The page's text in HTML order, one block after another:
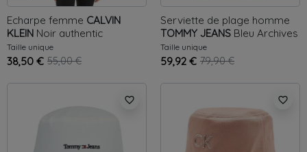
Echarpe femme CALVIN
KLEIN Noir authentic
Taille unique
38,50 € 55,00 €
Serviette de plage homme
TOMMY JEANS Bleu Archives
block
Taille unique
59,92 € 79,90 €
favorite_border favorite_border